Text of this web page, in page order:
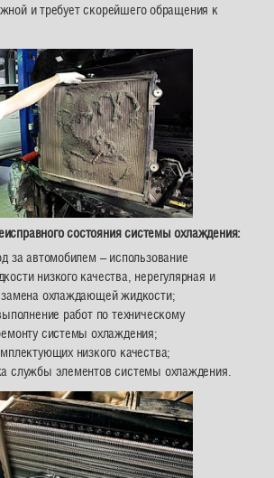
и требует скорейшего обращения к
состояния системы охлаждения:
за автомобилем – использование
низкого качества, нерегулярная и
замена охлаждающей жидкости;
работ по техническому
системы охлаждения;
низкого качества;
службы элементов системы охлаждения.